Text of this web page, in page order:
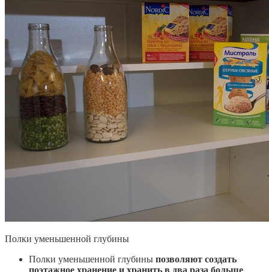
Полки уменьшенной глубины
Полки уменьшенной глубины позволяют создать